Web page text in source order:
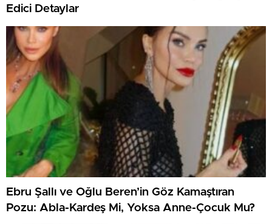
Edici Detaylar
Ebru Şallı ve Oğlu Beren’in Göz Kamaştıran
Pozu: Abla-Kardeş Mi, Yoksa Anne-Çocuk Mu?